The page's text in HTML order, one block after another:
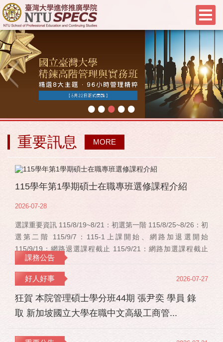
•••••
重要訊息 MORE
課務公告
115學年第1學期碩士在職專班選修課程介紹
2026-07-28
選課重要資訊 115/8/19~8/21：初選第一階 115/8/25~8/26：初
選第二階 115/9/7：115-1上課開始、網路加退選開始
115/9/19：網路退選課程截止 115/9/21：網路加選課程截止
115/12/11：停修申請截止 事業經營碩士在職學位學程(PMBA)
【賽明成老師】 相關連結：週一：大局勢：美...
好人好事
狂賀 本院管理碩士學分班44期 張尹奕 學員 錄
取 新加坡國立大學在職中文高級工商管...
2026-07-27